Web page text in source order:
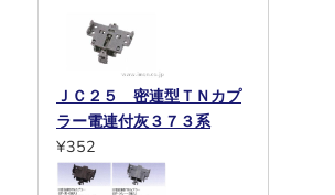
ＪＣ２５ 密連型ＴＮカプ
ラー電連付灰３７３系
¥352